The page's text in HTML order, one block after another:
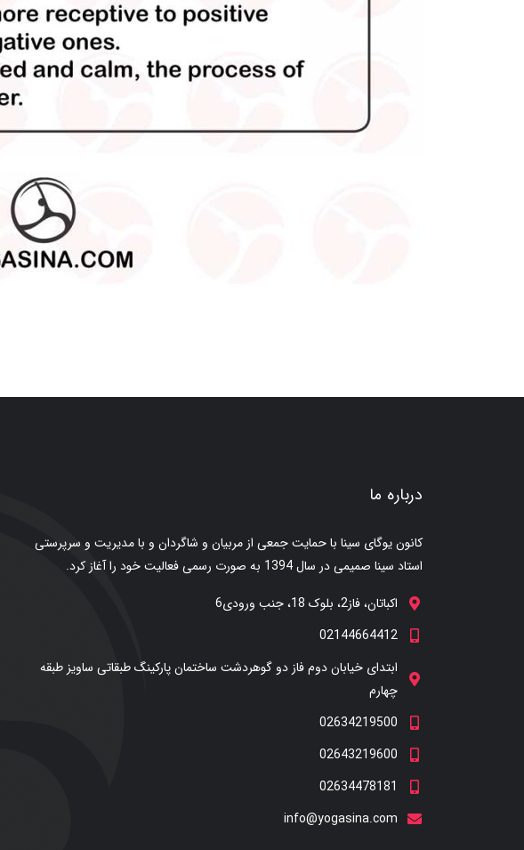
درباره ما
کانون یوگای سینا با حمایت جمعی از مربیان و شاگردان و با مدیریت و سرپرستی
استاد سینا صمیمی در سال 1394 به صورت رسمی فعالیت خود را آغاز کرد.
اکباتان، فاز2، بلوک 18، جنب ورودی6
02144664412
ابتدای خیابان دوم فاز دو گوهردشت ساختمان پارکینگ طبقاتی ساویز طبقه
چهارم
02634219500
02643219600
02634478181
info@yogasina.com